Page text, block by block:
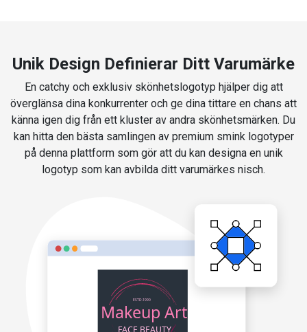
Unik Design Definierar Ditt Varumärke
En catchy och exklusiv skönhetslogotyp hjälper dig att
överglänsa dina konkurrenter och ge dina tittare en chans att
känna igen dig från ett kluster av andra skönhetsmärken. Du
kan hitta den bästa samlingen av premium smink logotyper
på denna plattform som gör att du kan designa en unik
logotyp som kan avbilda ditt varumärkes nisch.